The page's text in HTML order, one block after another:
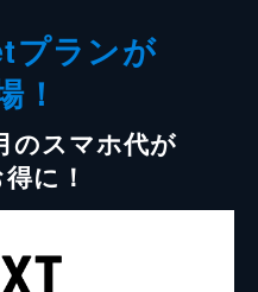
プランが
！
のスマホ代が
に！